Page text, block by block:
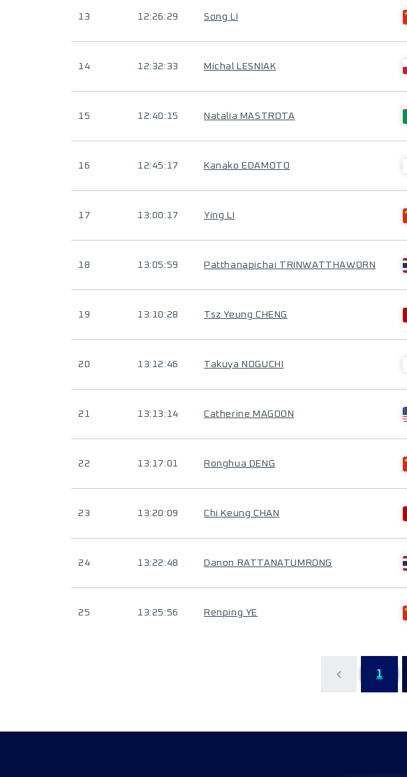
13 12:26:29 Song LI
14 12:32:33 Michal LESNIAK
15 12:40:15 Natalia MASTROTA
16 12:45:17 Kanako EDAMOTO
17 13:00:17 Ying LI
18 13:05:59 Patthanapichai TRINWATTHAWORN
19 13:10:28 Tsz Yeung CHENG
20 13:12:46 Takuya NOGUCHI
21 13:13:14 Catherine MAGOON
22 13:17:01 Ronghua DENG
23 13:20:09 Chi Keung CHAN
24 13:22:48 Danon RATTANATUMRONG
25 13:25:56 Renping YE
1